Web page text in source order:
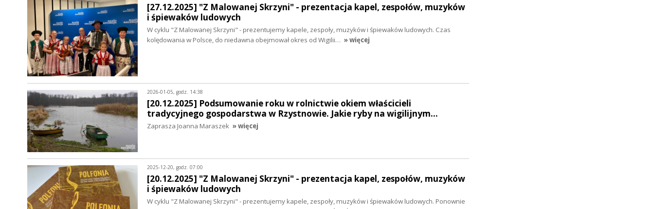
[27.12.2025] "Z Malowanej Skrzyni" - prezentacja kapel, zespołów, muzyków
i śpiewaków ludowych
W cyklu "Z Malowanej Skrzyni" - prezentujemy kapele, zespoły, muzyków i śpiewaków ludowych. Czas
kolędowania w Polsce, do niedawna obejmował okres od Wigilii… » więcej
2026-01-05, godz. 14:38
[20.12.2025] Podsumowanie roku w rolnictwie okiem właścicieli
tradycyjnego gospodarstwa w Rzystnowie. Jakie ryby na wigilijnym…
Zaprasza Joanna Maraszek » więcej
2025-12-20, godz. 07:00
[20.12.2025] "Z Malowanej Skrzyni" - prezentacja kapel, zespołów, muzyków
i śpiewaków ludowych
W cyklu "Z Malowanej Skrzyni" - prezentujemy kapele, zespoły, muzyków i śpiewaków ludowych. Ponownie